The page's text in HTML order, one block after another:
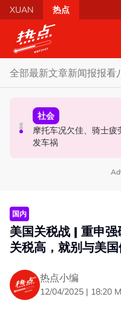
Skip to main content
XUAN 热点
全部最新文章新闻报报看
财经
SST成华商远离希盟因素？ 阿末马斯兰：华裔
GST机制
社会
摩托车况欠佳、骑士疲劳肇祸 RXZ主办方否
发车祸
政治
柔森
国内
美国关税战 | 重申
关税高，就别与美
热点小编
12/04/2025 | 18:20